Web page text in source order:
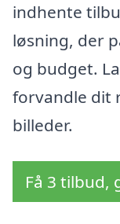
indhente
løsning, der
og budget.
forvandle dit
billeder.
Få 3 tilbud,